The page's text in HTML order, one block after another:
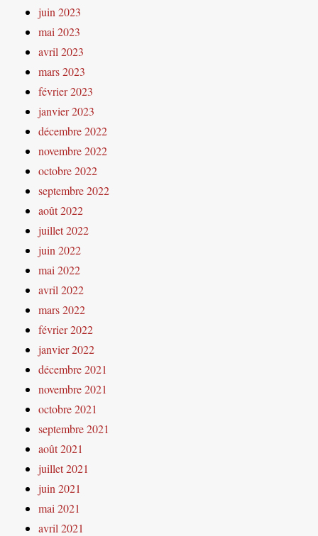
juin 2023
mai 2023
avril 2023
mars 2023
février 2023
janvier 2023
décembre 2022
novembre 2022
octobre 2022
septembre 2022
août 2022
juillet 2022
juin 2022
mai 2022
avril 2022
mars 2022
février 2022
janvier 2022
décembre 2021
novembre 2021
octobre 2021
septembre 2021
août 2021
juillet 2021
juin 2021
mai 2021
avril 2021